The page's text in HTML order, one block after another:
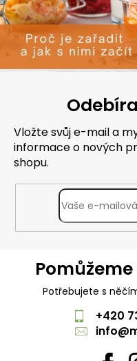
Vložte svůj e-mail a
informace o nových
shopu.
Potřebujete s
+420
info@